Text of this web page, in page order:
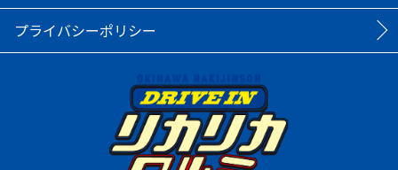
プライバシーポリシー